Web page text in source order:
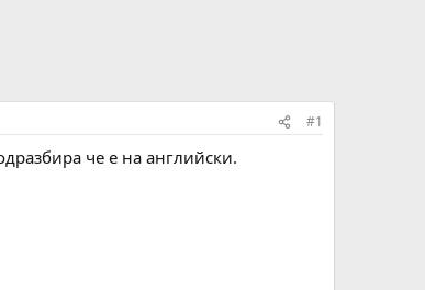
#1
че е на английски.